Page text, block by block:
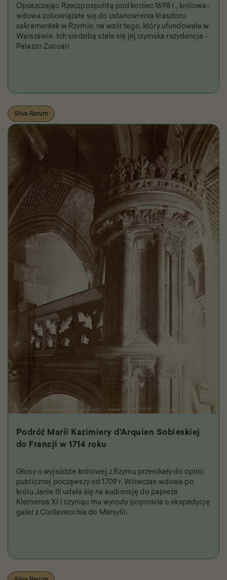
Opuszczając Rzeczpospolitą pod koniec 1698 r., królowa-
wdowa zobowiązała się do ustanowienia klasztoru
sakramentek w Rzymie, na wzór tego, który ufundowała w
Warszawie. Ich siedzibą stała się jej rzymska rezydencja -
Palazzo Zuccari
Silva Rerum
Podróż Marii Kazimiery d'Arquien Sobieskiej
do Francji w 1714 roku
Głosy o wyjeździe królowej z Rzymu przenikały do opinii
publicznej począwszy od 1709 r. Wówczas wdowa po
królu Janie III udała się na audiencję do papieża
Klemensa XI i czyniąc mu wyrzuty poprosiła o ekspedycję
galer z Civitavecchia do Marsylii.